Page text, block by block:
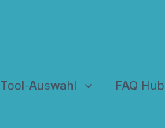
Tool-Auswahl FAQ Hub